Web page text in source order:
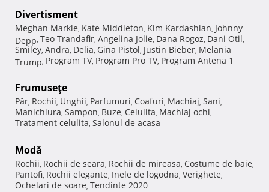
Divertisment
Meghan Markle, Kate Middleton, Kim Kardashian, Johnny
Depp, Teo Trandafir, Angelina Jolie, Dana Rogoz, Dani Otil,
Smiley, Andra, Delia, Gina Pistol, Justin Bieber, Melania
Trump, Program TV, Program Pro TV, Program Antena 1
Frumuseţe
Păr, Rochii, Unghii, Parfumuri, Coafuri, Machiaj, Sani,
Manichiura, Sampon, Buze, Celulita, Machiaj ochi,
Tratament celulita, Salonul de acasa
Modă
Rochii, Rochii de seara, Rochii de mireasa, Costume de baie,
Pantofi, Rochii elegante, Inele de logodna, Verighete,
Ochelari de soare, Tendinte 2020